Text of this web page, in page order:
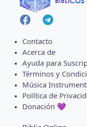
Contacto
Acerca de
Ayuda para
Términos y
Música
Política de
Donación 💜